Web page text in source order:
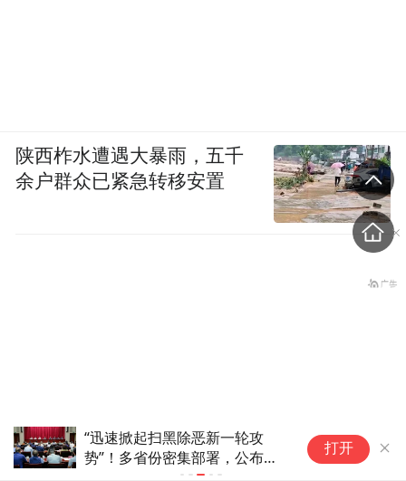
手旅港三水同乡会、香港优才及专才协会、
澳门三水青年协进会达成战略合作。四方将
“迅速掀起扫黑除恶新一轮攻
势”！多省份密集部署，公布举
百亿成交深
新机
打开
陕西柞水遭遇大暴雨，五千
余户群众已紧急转移安置